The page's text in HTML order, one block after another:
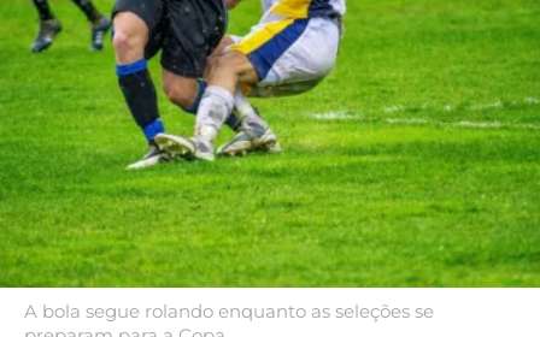
CÓDIGO
DE
INDICAÇÃO
BET365
CÓDIGO
BETANO
MELHORES
APPS
DE
CORINTHIANS
SÃO
PAULO
SANTOS
FLAMENGO
FLUMINENSE
LIBERTADORES
COPA
DO
BRASIL
PREMIER
LEAGUE
MERCADO
DA
BOLA
PALPITES
A bola segue rolando enquanto as seleções se